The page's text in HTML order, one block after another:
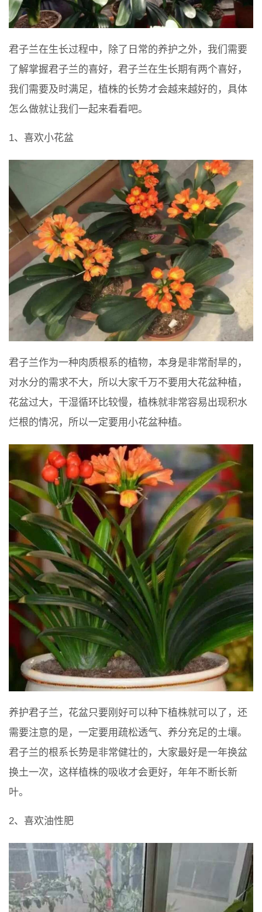
君子兰在生长过程中，除了日常的养护之外，我们需要
了解掌握君子兰的喜好，君子兰在生长期有两个喜好，
我们需要及时满足，植株的长势才会越来越好的，具体
怎么做就让我们一起来看看吧。
1、喜欢小花盆
君子兰作为一种肉质根系的植物，本身是非常耐旱的，
对水分的需求不大，所以大家千万不要用大花盆种植，
花盆过大，干湿循环比较慢，植株就非常容易出现积水
烂根的情况，所以一定要用小花盆种植。
养护君子兰，花盆只要刚好可以种下植株就可以了，还
需要注意的是，一定要用疏松透气、养分充足的土壤。
君子兰的根系长势是非常健壮的，大家最好是一年换盆
换土一次，这样植株的吸收才会更好，年年不断长新
叶。
2、喜欢油性肥